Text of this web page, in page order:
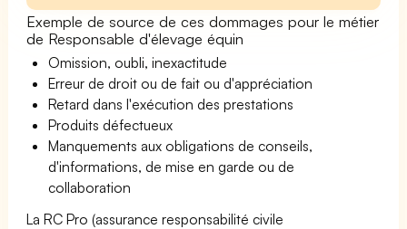
Exemple de source de ces dommages pour le métier
de Responsable d'élevage équin
Omission, oubli, inexactitude
Erreur de droit ou de fait ou d'appréciation
Retard dans l'exécution des prestations
Produits défectueux
Manquements aux obligations de conseils,
d'informations, de mise en garde ou de
collaboration
La RC Pro (assurance responsabilité civile